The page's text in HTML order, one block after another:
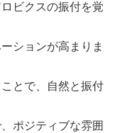
ビクスの振付を覚
ションが高まりま
とで、自然と振付
ポジティブな雰囲